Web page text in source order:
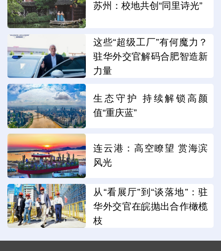
苏州：校地共创“同里诗光”
这些“超级工厂”有何魔力？
驻华外交官解码合肥智造新
力量
生态守护 持续解锁高颜
值“重庆蓝”
连云港：高空瞭望 赏海滨
风光
从“看展厅”到“谈落地”：驻
华外交官在皖抛出合作橄榄
枝